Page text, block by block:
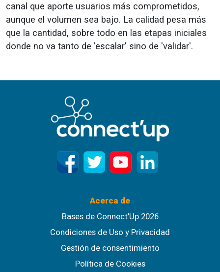
canal que aporte usuarios más comprometidos,
aunque el volumen sea bajo. La calidad pesa más
que la cantidad, sobre todo en las etapas iniciales
donde no va tanto de 'escalar' sino de 'validar'.
Acerca de
Bases de Connect'Up 2026
Condiciones de Uso y Privacidad
Gestión de consentimiento
Política de Cookies